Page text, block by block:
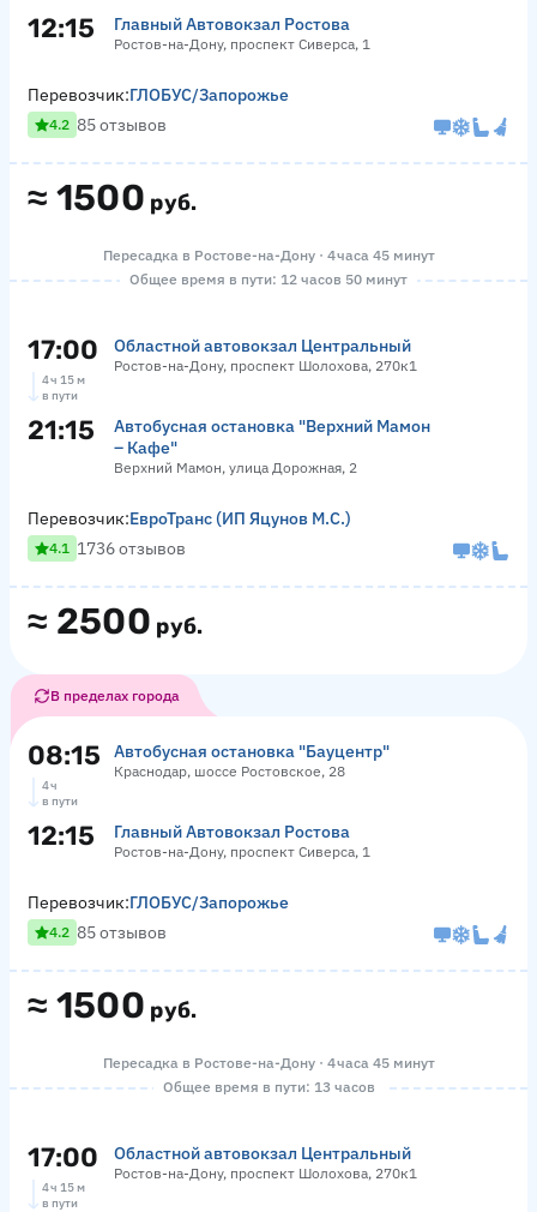
12:15 Главный Автовокзал Ростова
Ростов-на-Дону, проспект Сиверса, 1
≈ 1500 руб.
Перевозчик:ГЛОБУС/Запорожье
4.2 85 отзывов
Пересадка в Ростове-на-Дону · 4 часа 45 минут
Общее время в пути: 12 часов 50 минут
17:00 Областной автовокзал Центральный
Ростов-на-Дону, проспект Шолохова, 270к1
4 ч 15 м
в пути
21:15
Автобусная остановка "Верхний Мамон
– Кафе"
Верхний Мамон, улица Дорожная, 2
≈ 2500 руб.
Перевозчик:ЕвроТранс (ИП Яцунов М.С.)
4.1 1736 отзывов
В пределах города
08:15 Автобусная остановка "Бауцентр"
Краснодар, шоссе Ростовское, 28
4 ч
в пути
12:15 Главный Автовокзал Ростова
Ростов-на-Дону, проспект Сиверса, 1
≈ 1500 руб.
Перевозчик:ГЛОБУС/Запорожье
4.2 85 отзывов
Пересадка в Ростове-на-Дону · 4 часа 45 минут
Общее время в пути: 13 часов
17:00 Областной автовокзал Центральный
Ростов-на-Дону, проспект Шолохова, 270к1
4 ч 15 м
в пути